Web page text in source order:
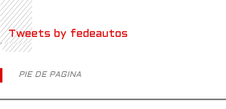
Tweets by fedeautos
PIE DE PAGINA